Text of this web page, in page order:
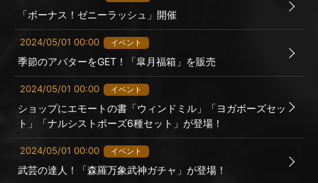
「ボーナス！ゼニーラッシュ」開催
2024/05/01 00:00 イベント
季節のアバターをGET！「皐月福箱」を販売
2024/05/01 00:00 イベント
ショップにエモートの書「ウィンドミル」「ヨガポーズセッ
ト」「ナルシストポーズ6種セット」が登場！
2024/05/01 00:00 イベント
武芸の達人！「森羅万象武神ガチャ」が登場！